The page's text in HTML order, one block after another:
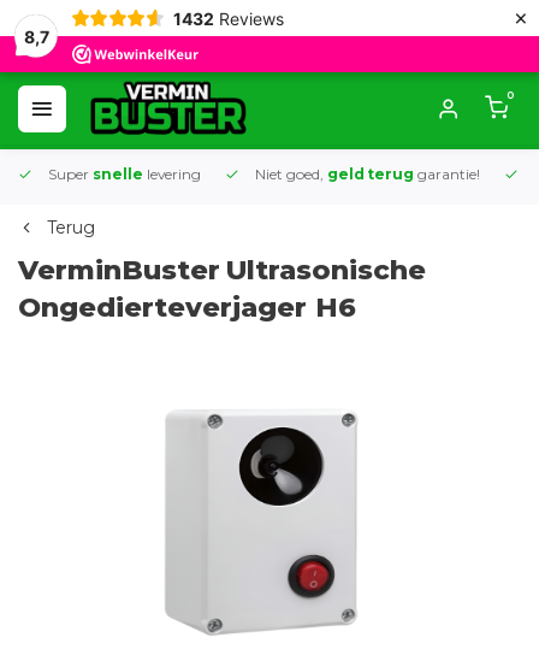
8,7
1432 Reviews ×
0
Super snelle levering Niet goed, geld terug garantie!
Terug
VerminBuster Ultrasonische
Ongedierteverjager H6